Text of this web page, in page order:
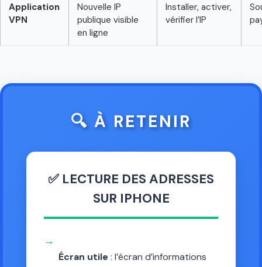
Application
VPN
Nouvelle IP
publique visible
en ligne
Installer, activer,
vérifier l’IP
🔍 À RETENIR
✅ LECTURE DES ADRESSES
SUR IPHONE
→
Écran utile : l’écran d’informations